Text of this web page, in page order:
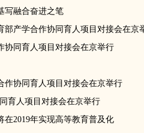
写融合奋进之笔
部产学合作协同育人项目对接会在京
协同育人项目对接会在京举行
作协同育人项目对接会在京举行
育人项目对接会在京举行
2019年实现高等教育普及化